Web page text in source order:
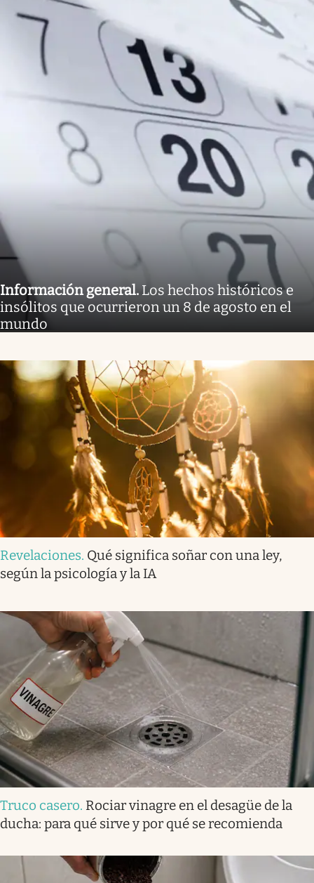
Información general. Los hechos históricos e
insólitos que ocurrieron un 8 de agosto en el
mundo
Revelaciones. Qué significa soñar con una ley,
según la psicología y la IA
Truco casero. Rociar vinagre en el desagüe de la
ducha: para qué sirve y por qué se recomienda